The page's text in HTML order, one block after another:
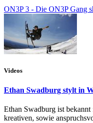
ON3P 3 - Die ON3P Gang
Videos
Ethan Swadburg stylt in
Ethan Swadburg ist
kreativen, sowie